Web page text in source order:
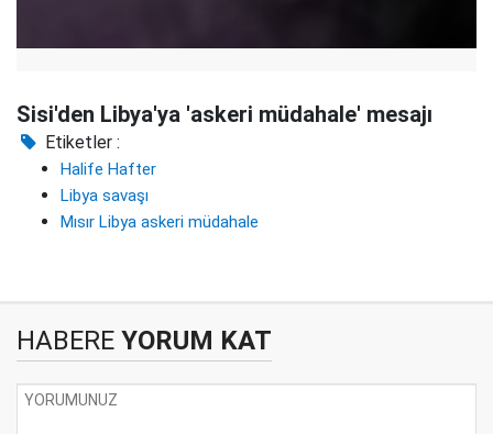
Sisi'den Libya'ya 'askeri müdahale' mesajı
Etiketler :
Halife Hafter
Libya savaşı
Mısır Libya askeri müdahale
HABERE YORUM KAT